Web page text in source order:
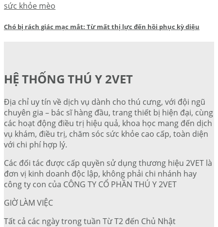
sức khỏe mèo
Chó bị rách giác mạc mắt: Từ mất thị lực đến hồi phục kỳ diệu
HỆ THỐNG THÚ Y 2VET
Địa chỉ uy tín về dịch vụ dành cho thú cưng, với đội ngũ
chuyên gia – bác sĩ hàng đầu, trang thiết bị hiện đại, cùng
các hoạt động điều trị hiệu quả, khoa học mang đến dịch
vụ khám, điều trị, chăm sóc sức khỏe cao cấp, toàn diện
với chi phí hợp lý.
Các đối tác được cấp quyền sử dụng thương hiệu 2VET là
đơn vị kinh doanh độc lập, không phải chi nhánh hay
công ty con của CÔNG TY CỔ PHẦN THÚ Y 2VET
GIỜ LÀM VIỆC
Tất cả các ngày trong tuần Từ T2 đến Chủ Nhật